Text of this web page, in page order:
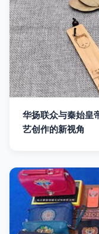
华扬联众与秦始皇
艺创作的新视角